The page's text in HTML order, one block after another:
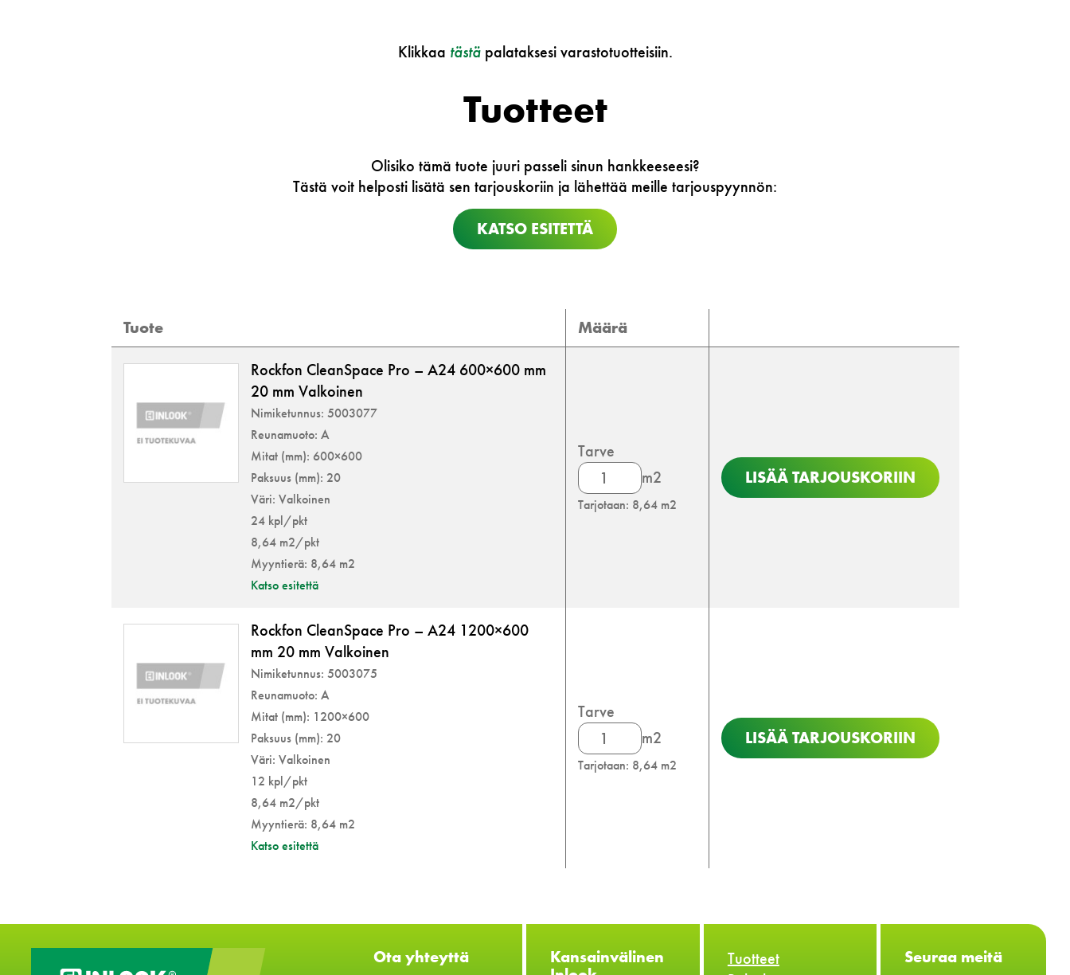
Klikkaa tästäpalataksesi varastotuotteisiin.
Tuotteet
Olisiko tämä tuote juuri passeli sinun hankkeeseesi?
Tästä voit helposti lisätä sen tarjouskoriin ja lähettää meille tarjouspyynnön:
KATSO ESITETTÄ
Tuote Määrä
Rockfon CleanSpace Pro – A24 600×600 mm
20 mm Valkoinen
Nimiketunnus: 5003077
Reunamuoto: A
Mitat (mm): 600×600
Paksuus (mm): 20
Väri: Valkoinen
24 kpl/pkt
8,64 m2/pkt
Myyntierä: 8,64 m2
Katso esitettä
Tarve
Rockfon
CleanSpace
Pro
m2
Tarjotaan: 8,64 m2
LISÄÄ TARJOUSKORIIN
Rockfon CleanSpace Pro – A24 1200×600
mm 20 mm Valkoinen
Nimiketunnus: 5003075
Reunamuoto: A
Mitat (mm): 1200×600
Paksuus (mm): 20
Väri: Valkoinen
12 kpl/pkt
8,64 m2/pkt
Myyntierä: 8,64 m2
Katso esitettä
Tarve
Rockfon
CleanSpace
Pro
m2
Tarjotaan: 8,64 m2
LISÄÄ TARJOUSKORIIN
Ota yhteyttä
Kansainvälinen
Tuotteet
Seuraa meitä